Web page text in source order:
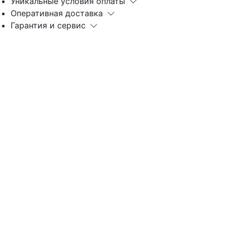
Оперативная доставка
Гарантия и сервис